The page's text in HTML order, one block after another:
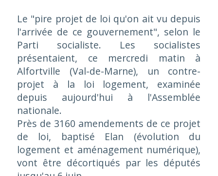
Le "pire projet de loi qu'on ait vu depuis
l'arrivée de ce gouvernement", selon le
Parti socialiste. Les socialistes
présentaient, ce mercredi matin à
Alfortville (Val-de-Marne), un contre-
projet à la loi logement, examinée
depuis aujourd'hui à l'Assemblée
nationale.
Près de 3160 amendements de ce projet
de loi, baptisé Elan (évolution du
logement et aménagement numérique),
vont être décortiqués par les députés